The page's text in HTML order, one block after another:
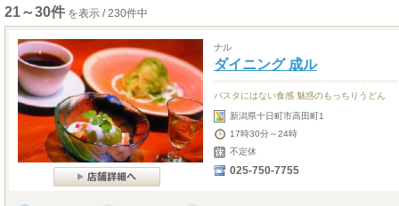
21～30件 を表示 / 230件中
ナル
ダイニング 成ル
パスタにはない食感 魅惑のもっちりうどん
新潟県十日町市高田町1
17時30分～24時
不定休
025-750-7755